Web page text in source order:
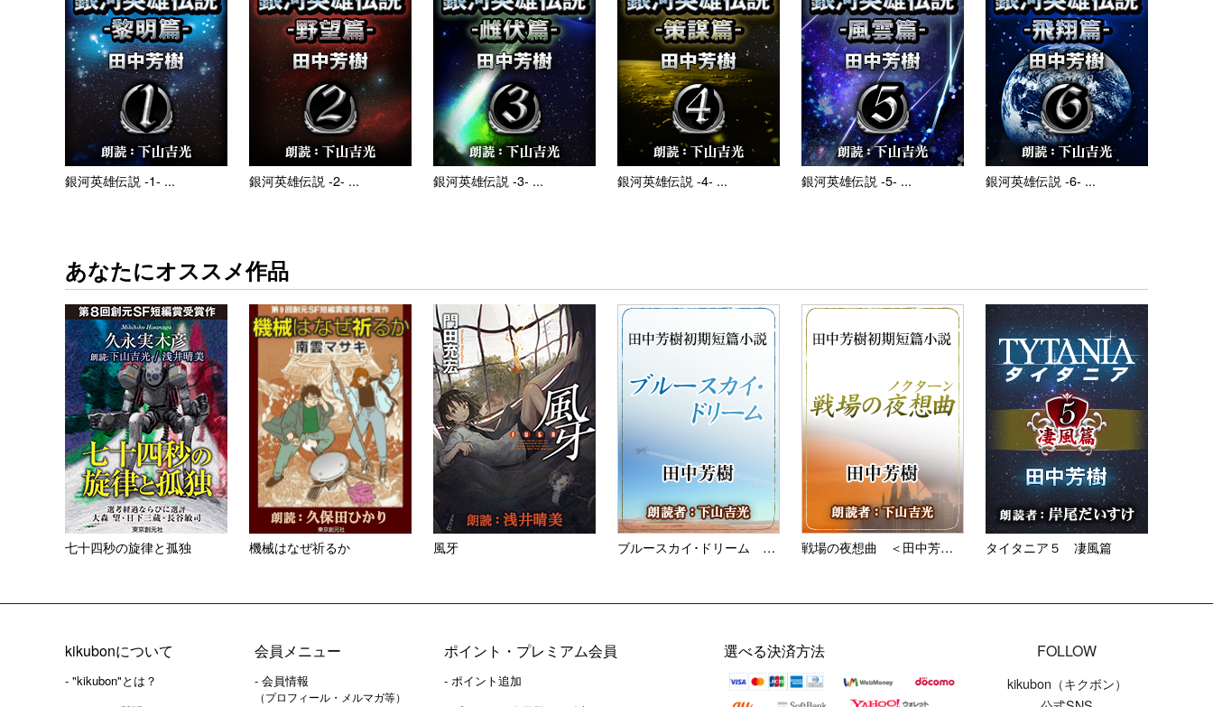
銀河英雄伝説 -1- ... 銀河英雄伝説 -2- ... 銀河英雄伝説 -3- ... 銀河英雄伝説 -4- ... 銀河英雄伝説 -5- ... 銀河英雄伝説 -6- ...
あなたにオススメ作品
七十四秒の旋律と孤独 機械はなぜ祈るか 風牙 ブルースカイ･ドリーム ＜田... 戦場の夜想曲 ＜田中芳樹短篇... タイタニア５ 凄風篇
kikubonについて
- "kikubon"とは？
会員メニュー
- 会員情報
（プロフィール・メルマガ等）
ポイント・プレミアム会員
- ポイント追加
FOLLOW
kikubon（キクボン）
選べる決済方法